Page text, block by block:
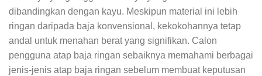
dibandingkan dengan kayu. Meskipun material ini lebih
ringan daripada baja konvensional, kekokohannya tetap
andal untuk menahan berat yang signifikan. Calon
pengguna atap baja ringan sebaiknya memahami berbagai
jenis-jenis atap baja ringan sebelum membuat keputusan